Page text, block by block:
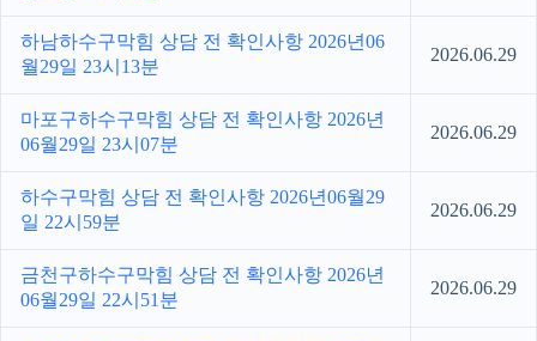
하남하수구막힘 상담 전 확인사항 2026년06
월29일 23시13분
2026.06.29
마포구하수구막힘 상담 전 확인사항 2026년
06월29일 23시07분
2026.06.29
하수구막힘 상담 전 확인사항 2026년06월29
일 22시59분
2026.06.29
금천구하수구막힘 상담 전 확인사항 2026년
06월29일 22시51분
2026.06.29